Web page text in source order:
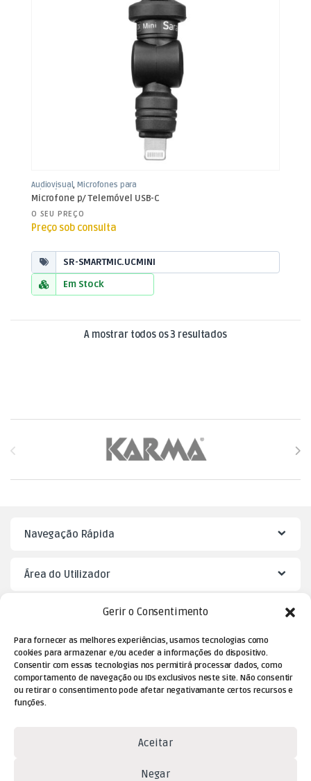
Gerir o Consentimento
Para fornecer as melhores experiências, usamos tecnologias como
cookies para armazenar e/ou aceder a informações do dispositivo.
Consentir com essas tecnologias nos permitirá processar dados, como
comportamento de navegação ou IDs exclusivos neste site. Não consentir
ou retirar o consentimento pode afetar negativamante certos recursos e
funções.
Aceitar
Negar
Audiovisual,Microfones para
Telemóvel
Som e Luz
Microfone p/ Telemóvel USB-C
O SEU PREÇO
Preço sob consulta
SR-SMARTMIC.UCMINI
Em Stock
A mostrar todos os 3 resultadosOrdenado por
Brands Carousel
Navegação Rápida
Área do Utilizador
Dúvidas? Contacte-nos!